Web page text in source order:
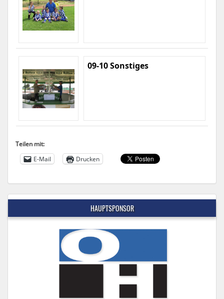
09-10 Sonstiges
Teilen mit:
E-Mail
Drucken
HAUPTSPONSOR